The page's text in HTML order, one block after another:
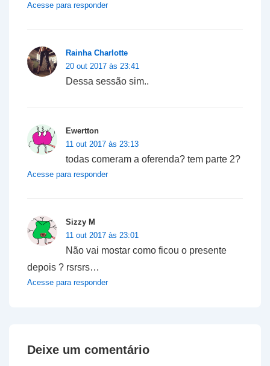
Acesse para responder
Rainha Charlotte
20 out 2017 às 23:41
Dessa sessão sim..
Ewertton
11 out 2017 às 23:13
todas comeram a oferenda? tem parte 2?
Acesse para responder
Sizzy M
11 out 2017 às 23:01
Não vai mostar como ficou o presente
depois ? rsrsrs…
Acesse para responder
Deixe um comentário